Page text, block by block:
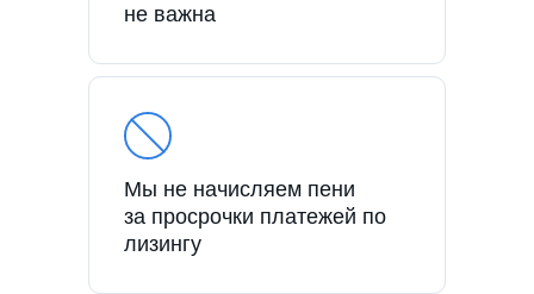
не важна
Мы не начисляем пени
за просрочки платежей по
лизингу